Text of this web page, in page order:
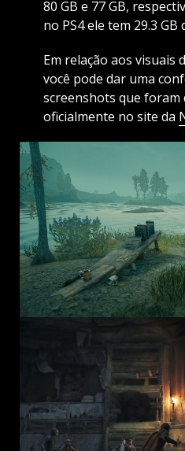
80 GB e 77 GB,
no PS4 ele tem 29.3 GB
Em relação aos visuais
você pode dar uma
screenshots que foram
oficialmente no site da